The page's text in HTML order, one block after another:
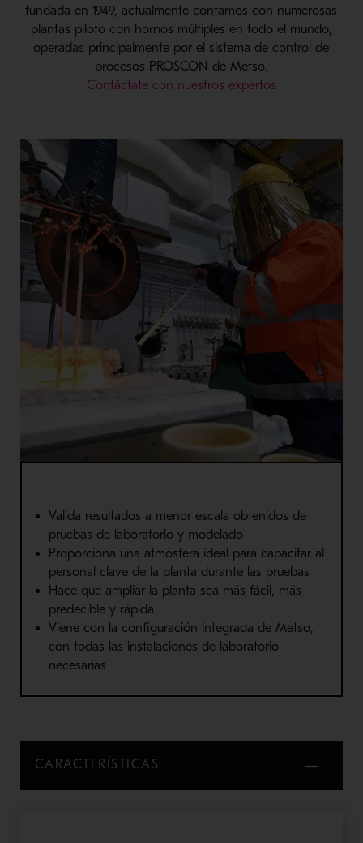
fundada en 1949, actualmente contamos con numerosas
plantas piloto con hornos múltiples en todo el mundo,
operadas principalmente por el sistema de control de
procesos PROSCON de Metso.
Contáctate con nuestros expertos
Valida resultados a menor escala obtenidos de
pruebas de laboratorio y modelado
Proporciona una atmósfera ideal para capacitar al
personal clave de la planta durante las pruebas
Hace que ampliar la planta sea más fácil, más
predecible y rápida
Viene con la configuración integrada de Metso,
con todas las instalaciones de laboratorio
necesarias
CARACTERÍSTICAS